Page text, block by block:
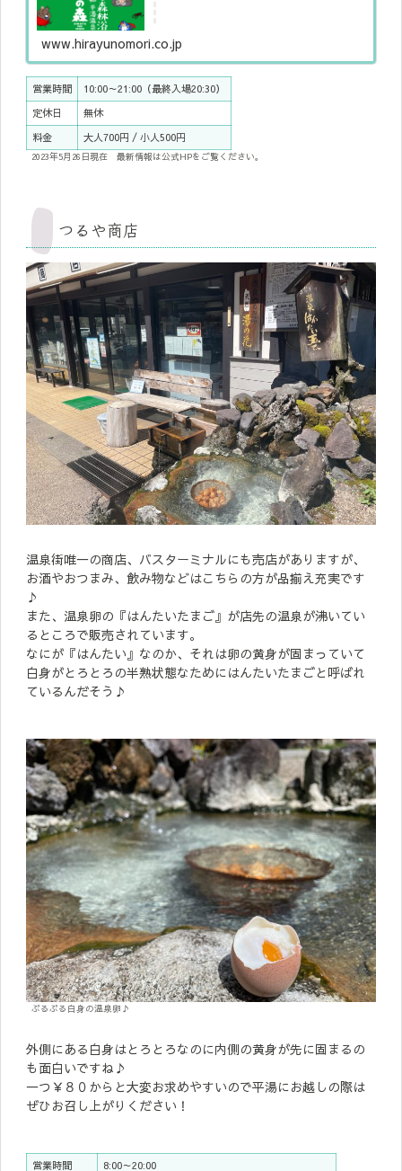
www.hirayunomori.co.jp
営業時間
10:00～21:00（最終入場20:30）
定休日
無休
料金
大人700円 / 小人500円
2023年5月26日現在 最新情報は公式HPをご覧ください。
つるや商店
温泉街唯一の商店、バスターミナルにも売店がありますが、
お酒やおつまみ、飲み物などはこちらの方が品揃え充実です
♪
また、温泉卵の『はんたいたまご』が店先の温泉が沸いてい
るところで販売されています。
なにが『はんたい』なのか、それは卵の黄身が固まっていて
白身がとろとろの半熟状態なためにはんたいたまごと呼ばれ
ているんだそう♪
ぷるぷる白身の温泉卵♪
外側にある白身はとろとろなのに内側の黄身が先に固まるの
も面白いですね♪
一つ￥８０からと大変お求めやすいので平湯にお越しの際は
ぜひお召し上がりください！
営業時間 8:00～20:00